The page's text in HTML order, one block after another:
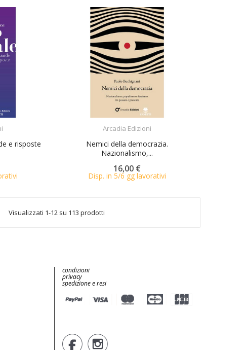
e risposte
Arcadia Edizioni
Nemici della democrazia.
Nazionalismo,...
16,00 €
Disp. in 5/6 gg lavorativi
Visualizzati 1-12 su 113 prodotti
condizioni
privacy
spedizione e resi